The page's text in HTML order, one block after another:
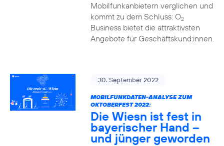
Mobilfunkanbietern verglichen und
kommt zu dem Schluss: O2
Business bietet die attraktivsten
Angebote für Geschäftskund:innen.
30. September 2022
MOBILFUNKDATEN-ANALYSE ZUM
OKTOBERFEST 2022:
Die Wiesn ist fest in
bayerischer Hand –
und jünger geworden